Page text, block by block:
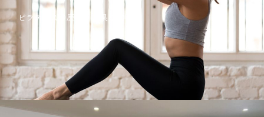
ピラティスの歴史・効果など